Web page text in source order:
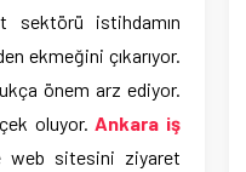
sektörü istihdamın
ekmeğini çıkarıyor.
önem arz ediyor.
oluyor.Ankara iş
web sitesini ziyaret